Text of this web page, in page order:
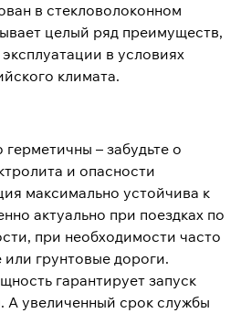
в стекловолоконном
целый ряд преимуществ,
в условиях
климата.
– забудьте о
и опасности
максимально устойчива к
актуально при поездках по
при необходимости часто
или грунтовые дороги.
гарантирует запуск
увеличенный срок службы